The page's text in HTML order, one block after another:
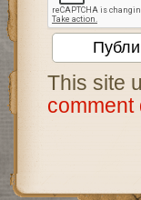
This site
comment